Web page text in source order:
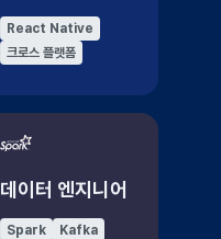
React Native
크로스 플랫폼
데이터 엔지니어
Spark
Kafka